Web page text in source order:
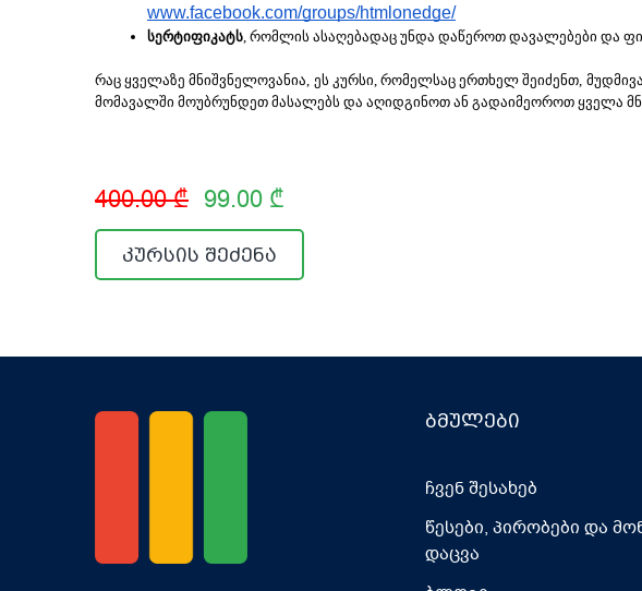
www.facebook.com/groups/htmlonedge/
სერტიფიკატს , რომლის ასაღებადაც უნდა დაწეროთ დავალებები და
რაც ყველაზე მნიშვნელოვანია, ეს კურსი, რომელსაც ერთხელ შეიძენთ,
მომავალში მოუბრუნდეთ მასალებს და აღიდგინოთ ან გადაიმეოროთ ყველა
400.00 ₾ 99.00 ₾
კურსის შეძენა
ბმულები
ჩვენ შესახებ
წესები, პირობები და
დაცვა